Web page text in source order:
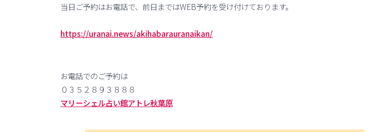
当日ご予約はお電話で、前日まではWEB予約を受け付けております。
https://uranai.news/akihabarauranaikan/
お電話でのご予約は
０３５２８９３８８８
マリーシェル占い館アトレ秋葉原